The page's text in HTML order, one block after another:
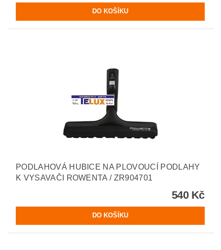
PODLAHOVÁ HUBICE NA PLOVOUCÍ PODLAHY
K VYSAVAČI ROWENTA / ZR904701
540 Kč